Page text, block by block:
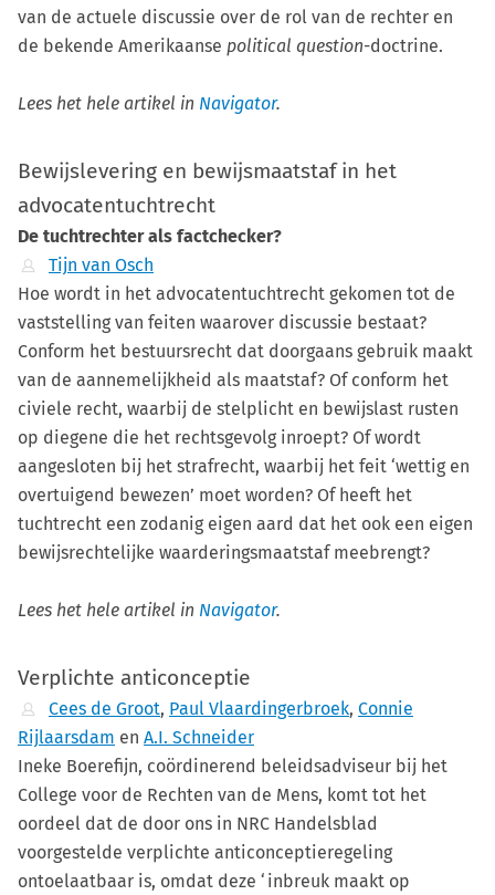
van de actuele discussie over de rol van de rechter en
de bekende Amerikaanse political question-doctrine.
Lees het hele artikel in Navigator.
Bewijslevering en bewijsmaatstaf in het
advocatentuchtrecht
De tuchtrechter als factchecker?
Tijn van Osch
Hoe wordt in het advocatentuchtrecht gekomen tot de
vaststelling van feiten waarover discussie bestaat?
Conform het bestuursrecht dat doorgaans gebruik maakt
van de aannemelijkheid als maatstaf? Of conform het
civiele recht, waarbij de stelplicht en bewijslast rusten
op diegene die het rechtsgevolg inroept? Of wordt
aangesloten bij het strafrecht, waarbij het feit ‘wettig en
overtuigend bewezen’ moet worden? Of heeft het
tuchtrecht een zodanig eigen aard dat het ook een eigen
bewijsrechtelijke waarderingsmaatstaf meebrengt?
Lees het hele artikel in Navigator.
Verplichte anticonceptie
Cees de Groot, Paul Vlaardingerbroek, Connie
Rijlaarsdam en A.I. Schneider
Ineke Boerefijn, coördinerend beleidsadviseur bij het
College voor de Rechten van de Mens, komt tot het
oordeel dat de door ons in NRC Handelsblad
voorgestelde verplichte anticonceptieregeling
ontoelaatbaar is, omdat deze ‘inbreuk maakt op